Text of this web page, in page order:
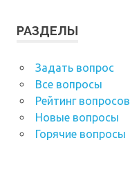
РАЗДЕЛЫ
Задать вопрос
Все вопросы
Рейтинг вопросов
Новые вопросы
Горячие вопросы